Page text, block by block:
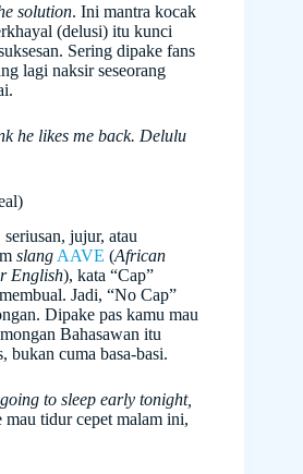
solution. Ini mantra kocak
(delusi) itu kunci
Sering dipake fans
lagi naksir seseorang
he likes me back. Delulu
jujur, atau
slangAAVE (African
English), kata “Cap”
Jadi, “No Cap”
Dipake pas kamu mau
Bahasawan itu
bukan cuma basa-basi.
to sleep early tonight,
mau tidur cepet malam ini,